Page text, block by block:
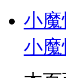
小魔
小